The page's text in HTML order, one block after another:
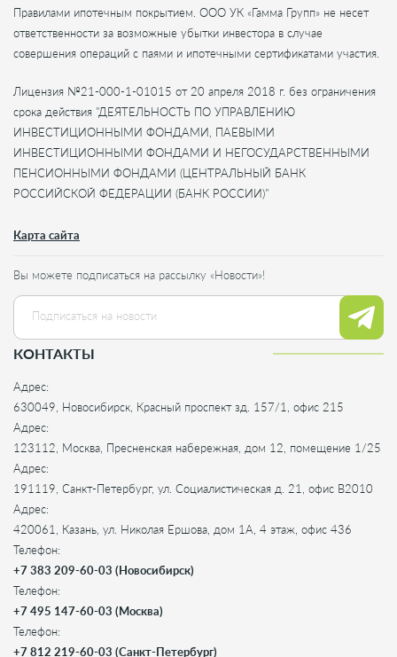
Правилами ипотечным покрытием. ООО УК «Гамма Групп» не несет
ответственности за возможные убытки инвестора в случае
совершения операций с паями и ипотечными сертификатами участия.
Лицензия №21-000-1-01015 от 20 апреля 2018 г. без ограничения
срока действия "ДЕЯТЕЛЬНОСТЬ ПО УПРАВЛЕНИЮ
ИНВЕСТИЦИОННЫМИ ФОНДАМИ, ПАЕВЫМИ
ИНВЕСТИЦИОННЫМИ ФОНДАМИ И НЕГОСУДАРСТВЕННЫМИ
ПЕНСИОННЫМИ ФОНДАМИ (ЦЕНТРАЛЬНЫЙ БАНК
РОССИЙСКОЙ ФЕДЕРАЦИИ (БАНК РОССИИ)"
Карта сайта
Вы можете подписаться на рассылку «Новости»!
КОНТАКТЫ
Адрес:
630049, Новосибирск, Красный проспект зд. 157/1, офис 215
Адрес:
123112, Москва, Пресненская набережная, дом 12, помещение 1/25
Адрес:
191119, Санкт-Петербург, ул. Социалистическая д. 21, офис B2010
Адрес:
420061, Казань, ул. Николая Ершова, дом 1А, 4 этаж, офис 436
Телефон:
+7 383 209-60-03 (Новосибирск)
Телефон:
+7 495 147-60-03 (Москва)
Телефон:
+7 812 219-60-03 (Санкт-Петербург)